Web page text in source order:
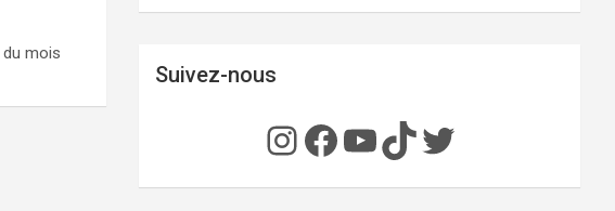
mois
Suivez-nous
Instagram
Facebook
YouTube
TikTok
Twitter